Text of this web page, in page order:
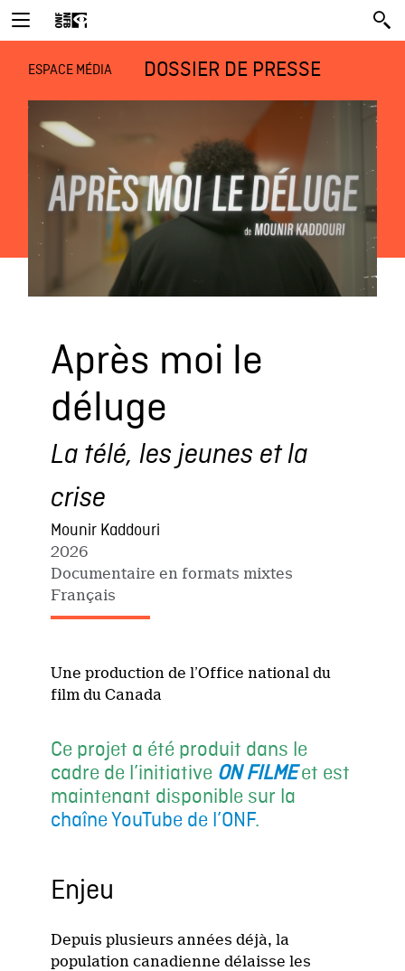
ESPACE MÉDIA DOSSIER DE PRESSE
Après moi le
déluge
​La télé, les jeunes et la
crise
Mounir Kaddouri
2026
Documentaire en formats mixtes
Français
Une production de l’Office national du
film du Canada
Ce projet a été produit dans le
cadre de l’initiative ON FILMEet est
maintenant disponible sur la
chaîne YouTube de l’ONF.
Enjeu
Depuis plusieurs années déjà, la
population canadienne délaisse les